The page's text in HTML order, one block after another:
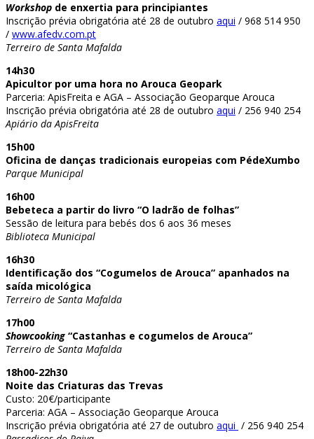
Workshop de enxertia para principiantes
Inscrição prévia obrigatória até 28 de outubro aqui / 968 514 950
/ www.afedv.com.pt
Terreiro de Santa Mafalda
14h30
Apicultor por uma hora no Arouca Geopark
Parceria: ApisFreita e AGA – Associação Geoparque Arouca
Inscrição prévia obrigatória até 28 de outubro aqui / 256 940 254
Apiário da ApisFreita
15h00
Oficina de danças tradicionais europeias com PédeXumbo
Parque Municipal
16h00
Bebeteca a partir do livro “O ladrão de folhas”
Sessão de leitura para bebés dos 6 aos 36 meses
Biblioteca Municipal
16h30
Identificação dos “Cogumelos de Arouca” apanhados na
saída micológica
Terreiro de Santa Mafalda
17h00
Showcooking “Castanhas e cogumelos de Arouca”
Terreiro de Santa Mafalda
18h00-22h30
Noite das Criaturas das Trevas
Custo: 20€/participante
Parceria: AGA – Associação Geoparque Arouca
Inscrição prévia obrigatória até 27 de outubro aqui / 256 940 254